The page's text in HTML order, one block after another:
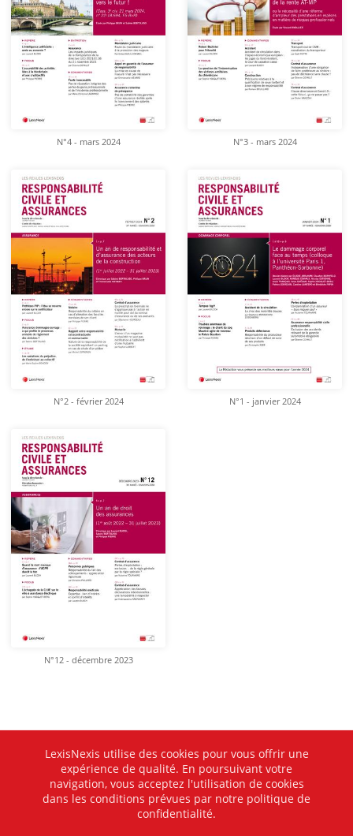
N°4 - mars 2024 N°3 - mars 2024
N°2 - février 2024 N°1 - janvier 2024
N°12 - décembre 2023
LexisNexis utilise des cookies pour vous offrir une
expérience de qualité. En poursuivant votre
navigation, vous acceptez l'utilisation de cookies
dans les conditions prévues par notre politique de
confidentialité.